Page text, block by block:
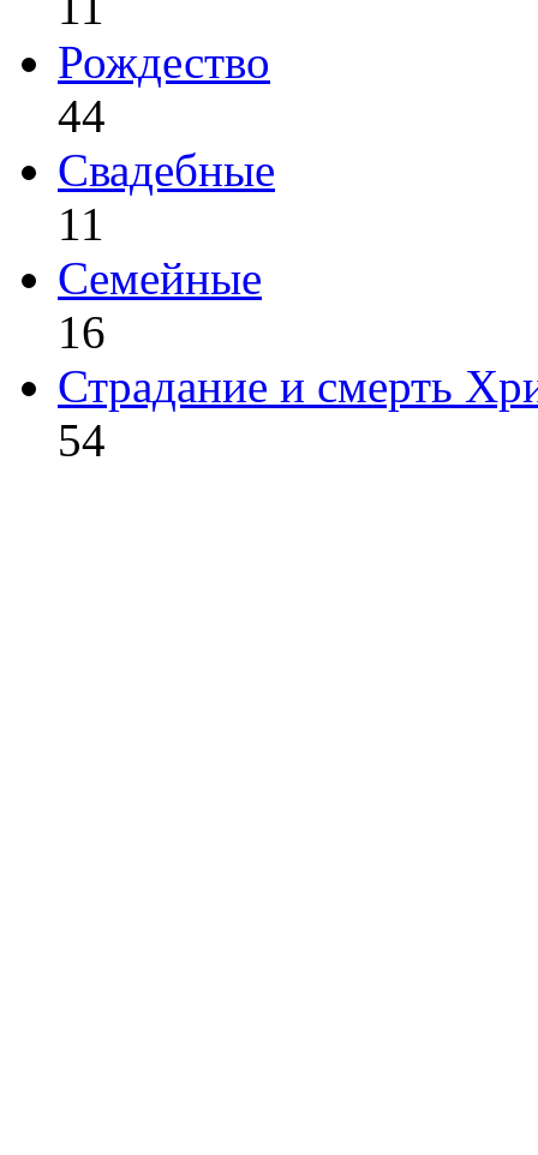
Рождество
44
Свадебные
11
Семейные
16
Страдание и смерть
54